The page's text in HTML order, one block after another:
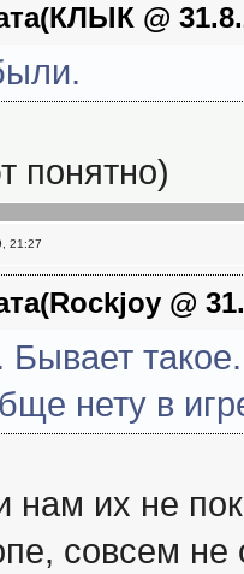
@
понятно)
21:27
@
Бывает
нету в
нам их не
совсем не